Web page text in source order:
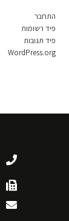
התחבר
פיד רשומות
פיד תגובות
WordPress.org